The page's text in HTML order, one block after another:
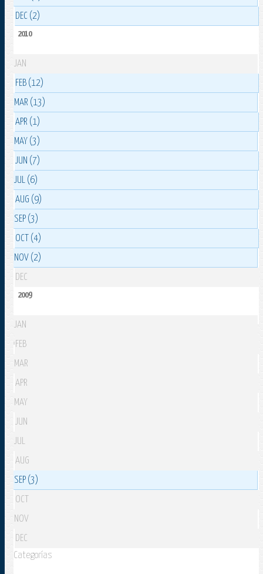
DEC (2)
2010
JAN
FEB (12)
MAR (13)
APR (1)
MAY (3)
JUN (7)
JUL (6)
AUG (9)
SEP (3)
OCT (4)
NOV (2)
DEC
2009
JAN
FEB
MAR
APR
MAY
JUN
JUL
AUG
SEP (3)
OCT
NOV
DEC
Categorías